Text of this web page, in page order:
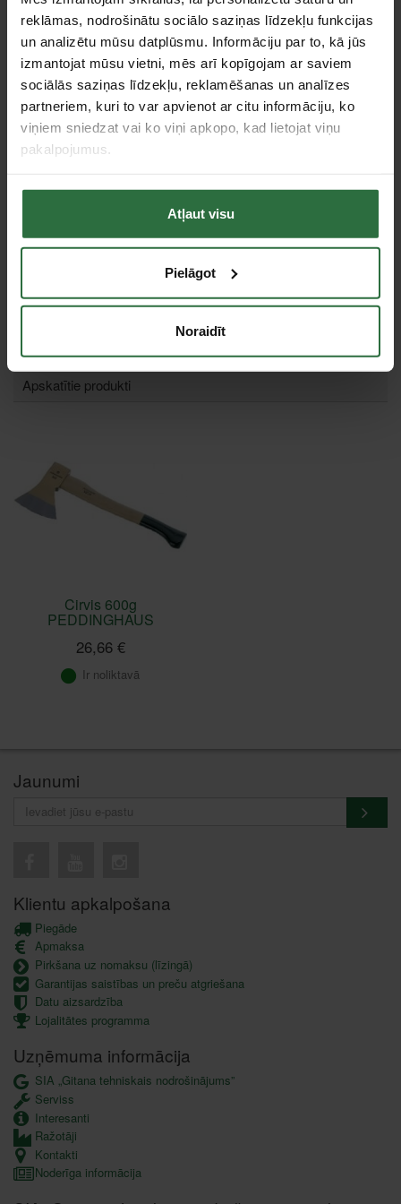
reklāmas, nodrošinātu sociālo saziņas līdzekļu funkcijas
un analizētu mūsu datplūsmu. Informāciju par to, kā jūs
izmantojat mūsu vietni, mēs arī kopīgojam ar saviem
sociālās saziņas līdzekļu, reklamēšanas un analīzes
partneriem, kuri to var apvienot ar citu informāciju, ko
viņiem sniedzat vai ko viņi apkopo, kad lietojat viņu
pakalpojumus.
Atļaut visu
Pielāgot
Noraidīt
Asinātājs Accusharp
008C
Ir noliktavā
Asinātājs cirvjiem un
nažiem FISKARS Xsharp
Ir noliktavā
Tie, kas apskatīja šo preci, tāpat interesējās par...
Apskatītie produkti
Cirvis 600g
PEDDINGHAUS
26,66 €
Ir noliktavā
Jaunumi
Klientu apkalpošana
Piegāde
Apmaksa
Pirkšana uz nomaksu (līzingā)
Garantijas saistības un preču atgriešana
Datu aizsardzība
Lojalitātes programma
Uzņēmuma informācija
SIA „Gitana tehniskais nodrošinājums”
Serviss
Interesanti
Ražotāji
Kontakti
Noderīga informācija